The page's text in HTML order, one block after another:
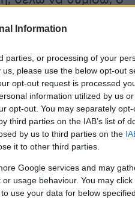
Information
parties, or processing of your
please use the below opt-out
opt-out request is processed
information utilized by us
opt-out. You may separately
third parties on the IAB’s list of
by us to third parties on the
it to other third parties.
Google services and may
usage behaviour. You may
use your data for below
να μην ξεχνάμε, να
ας πούμε. Οι
Έχουν δει
χάρη, στις
οποίες ξεπερνούν
όπως είπε,
του εξωδικαστικού
στα 1.600 ευρώ,